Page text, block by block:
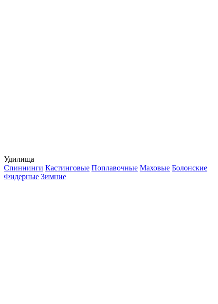
Удилища
Спиннинги Кастинговые Поплавочные Маховые Болонские
Фидерные Зимние